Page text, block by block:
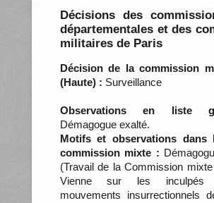
Décisions des
départementales et des
militaires de Paris
Décision de la commission
(Haute) : Surveillance
Observations en liste
Démagogue exalté.
Motifs et observations dans
commission mixte :
(Travail de la Commission
Vienne sur les
mouvements insurrectionnels